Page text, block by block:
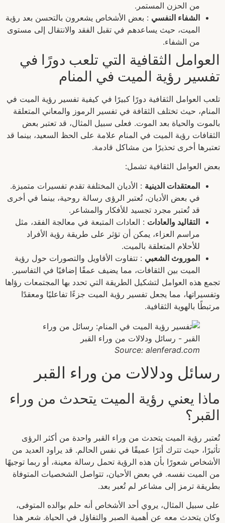
من الحزن المستمر.
الشفاء النفسي : بعض الأشخاص يشعرون بالتحسن بعد رؤية
الميت، حيث يساعدهم في تقبل الفقد والانتقال إلى مستوى
من الشفاء.
العوامل الثقافية التي تلعب دورًا في
تفسير رؤية الميت في المنام
تلعب العوامل الثقافية دورًا كبيرًا في كيفية تفسير رؤية الميت في
المنام، حيث تختلف الثقافة في تفسير الرموز والمعاني المتعلقة
بالموت والحياة بعد الموت. فعلى سبيل المثال، قد تعتبر بعض
الثقافات رؤية الميت في المنام علامة على الحظ السعيد، بينما قد
تعتبرها أخرى تحذيرًا من مشاكل قادمة.
بعض العوامل الثقافية تشمل:
المعتقدات الدينية : الأديان المختلفة تقدم تفسيرات متميزة.
في بعض الأديان، تُعتبر الرؤى رسالة روحية، بينما في أخرى
قد تُعتبر مجرد تجسيد للأفكار والمشاعر.
التقاليد والعادات : العادات المتبعة في معالجة الفقد، مثل
مراسم العزاء، يمكن أن تؤثر على طريقة رؤية الأفراد
للأحلام المتعلقة بالميت.
الموروث الشعبي : تتفاوت الأقاويل والتصورات حول رؤية
الميت بين الثقافات، مما يضيف عمقًا إضافيًا في التفاسير.
تجمع هذه العوامل لتشكيل الطريقة التي تحدد بها المجتمعات رؤاها
وتفسيراتها، مما يجعل تفسير رؤية الميت جزءًا تفاعليًا ومعقدًا
مرتبطًا بالهوية الثقافية.
Source: alenferad.com
رسائل ودلالات من وراء القبر
ماذا يعني رؤية الميت يتحدث من وراء
القبر؟
تُعتبر رؤية الميت يتحدث من وراء القبر واحدة من أكثر الرؤى
تأثيرًا، حيث تترك أثرًا عميقًا في نفس الحالم. قد يراود العديد من
الأشخاص شعورًا بأن هذه الرؤية تحمل رسالة معينة، أو ربما توجيهًا
من الميت نفسه. في بعض الأحيان، تتواصل الشخصيات المتوفاة
بطريقة ترمز إلى مشاعر لم تُعبر بعد.
على سبيل المثال، يروي أحد الأشخاص أنه حلم بوالده المتوفى،
وكان يتحدث معه عن أهمية الصبر والتفاؤل في الحياة. شعر هذا